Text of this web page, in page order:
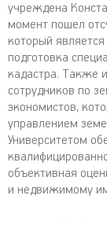
учреждена
момент пошел
который
подготовка
кадастра. Также
сотрудников по
экономистов,
управлением
Университетом
объективная
и недвижимому